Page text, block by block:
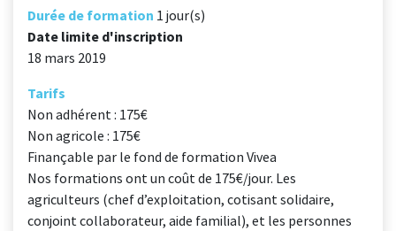
Durée de formation 1 jour(s)
Date limite d'inscription
18 mars 2019
Tarifs
Non adhérent : 175€
Non agricole : 175€
Finançable par le fond de formation Vivea
Nos formations ont un coût de 175€/jour. Les
agriculteurs (chef d’exploitation, cotisant solidaire,
conjoint collaborateur, aide familial), et les personnes